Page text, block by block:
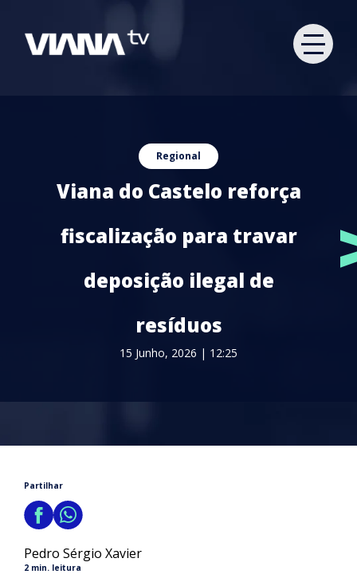
Regional
Viana do Castelo reforça
fiscalização para travar
deposição ilegal de
resíduos
15 Junho, 2026 | 12:25
Partilhar
Pedro Sérgio Xavier
2 min. leitura